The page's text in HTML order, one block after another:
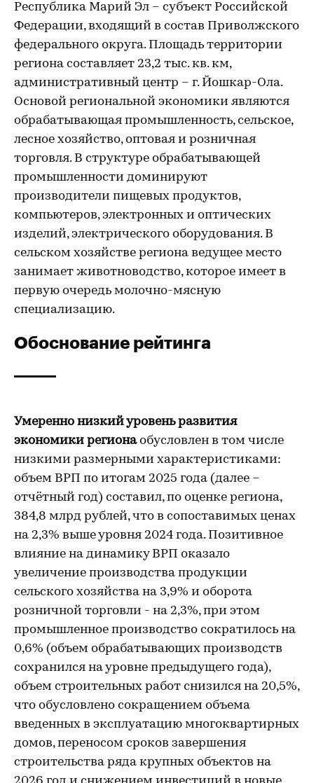
Республика Марий Эл – субъект Российской
Федерации, входящий в состав Приволжского
федерального округа. Площадь территории
региона составляет 23,2 тыс. кв. км,
административный центр – г. Йошкар-Ола.
Основой региональной экономики являются
обрабатывающая промышленность, сельское,
лесное хозяйство, оптовая и розничная
торговля. В структуре обрабатывающей
промышленности доминируют
производители пищевых продуктов,
компьютеров, электронных и оптических
изделий, электрического оборудования. В
сельском хозяйстве региона ведущее место
занимает животноводство, которое имеет в
первую очередь молочно-мясную
специализацию.
Обоснование рейтинга
Умеренно низкий уровень развития
экономики регионаобусловлен в том числе
низкими размерными характеристиками:
объем ВРП по итогам 2025 года (далее –
отчётный год) составил, по оценке региона,
384,8 млрд рублей, что в сопоставимых ценах
на 2,3% выше уровня 2024 года. Позитивное
влияние на динамику ВРП оказало
увеличение производства продукции
сельского хозяйства на 3,9% и оборота
розничной торговли - на 2,3%, при этом
промышленное производство сократилось на
0,6% (объем обрабатывающих производств
сохранился на уровне предыдущего года),
объем строительных работ снизился на 20,5%,
что обусловлено сокращением объема
введенных в эксплуатацию многоквартирных
домов, переносом сроков завершения
строительства ряда крупных объектов на